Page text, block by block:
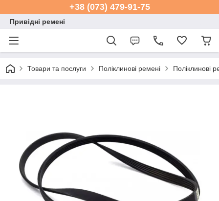
+38 (073) 479-91-75
Привідні ремені
Товари та послуги Поліклинові ремені Поліклинові